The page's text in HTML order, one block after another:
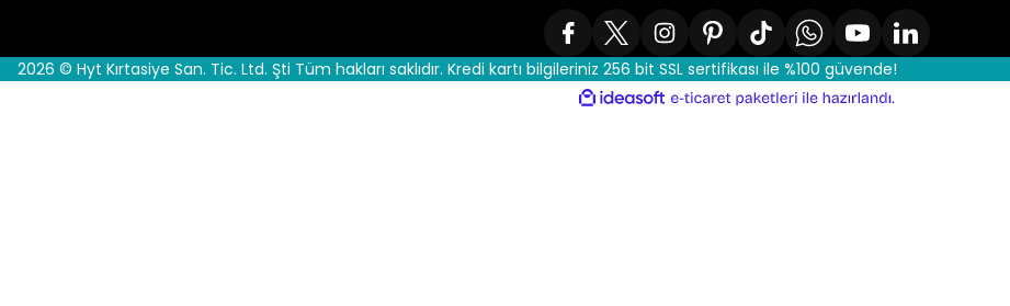
2026 © Hyt Kırtasiye San. Tic. Ltd. Şti Tüm hakları saklıdır. Kredi kartı bilgileriniz 256 bit SSL sertifikası ile %100 güvende!
ideasoft
e-